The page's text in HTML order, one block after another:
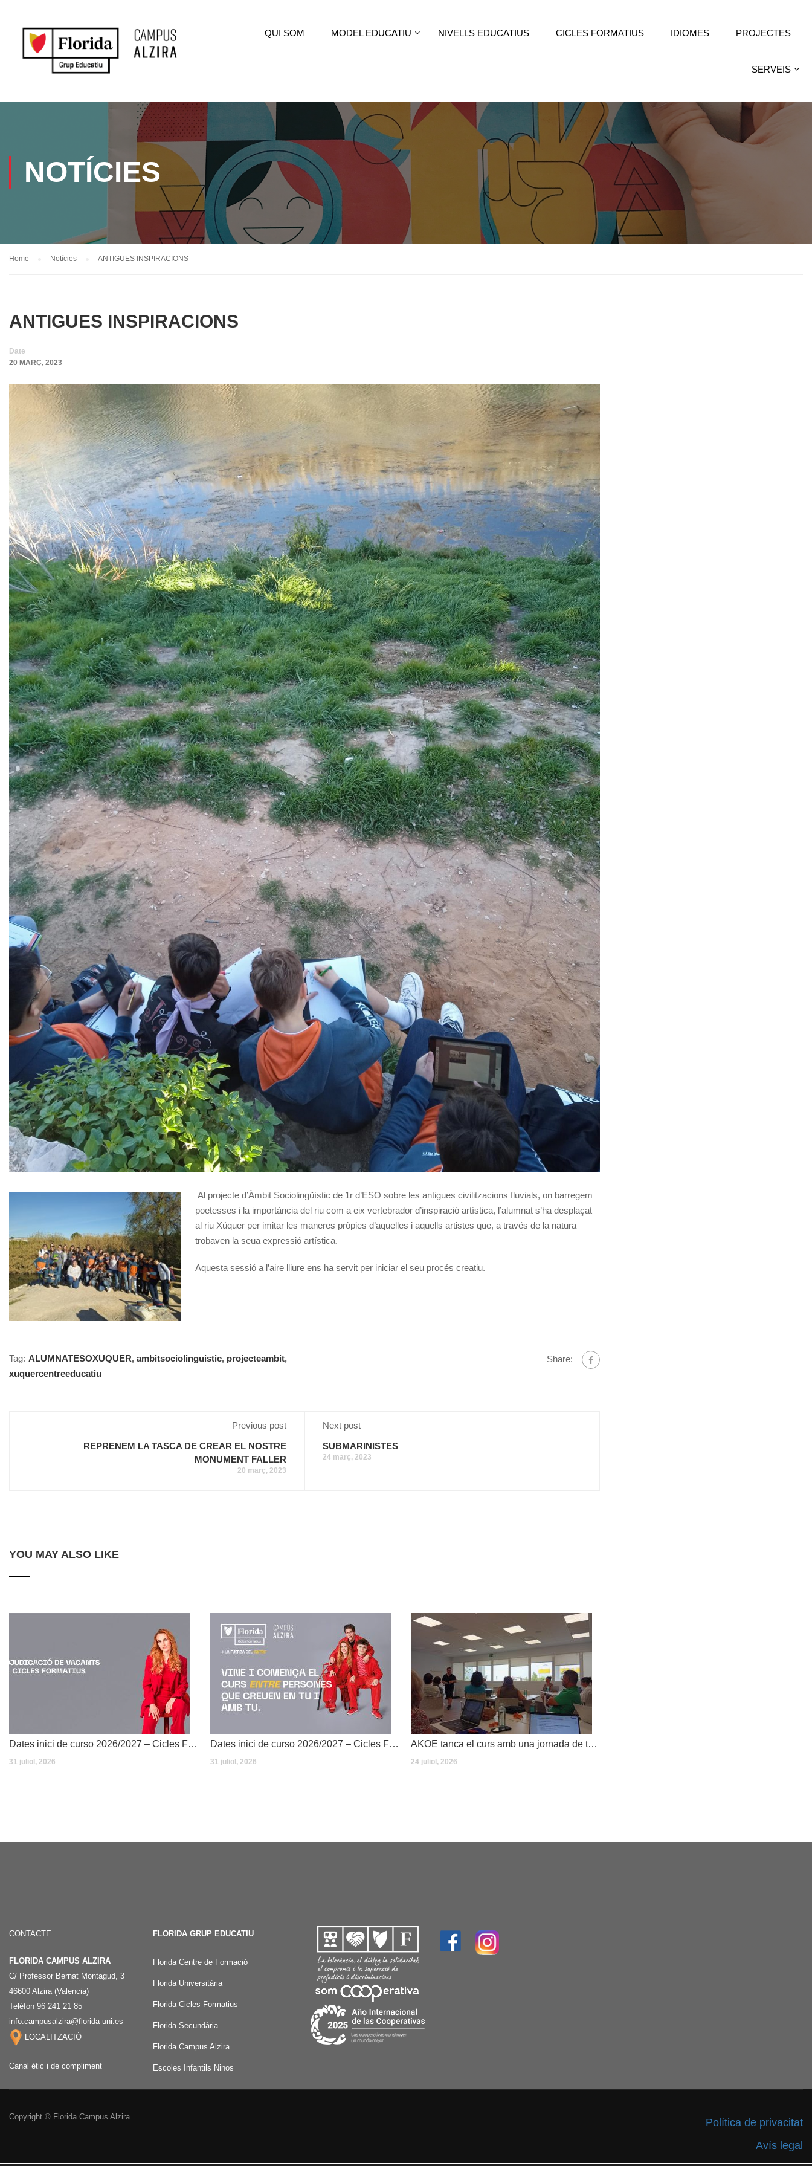
QUI SOM MODEL EDUCATIU NIVELLS EDUCATIUS CICLES FORMATIUS IDIOMES PROJECTES
SERVEIS
NOTÍCIES
Home Notícies ANTIGUES INSPIRACIONS
ANTIGUES INSPIRACIONS
Date
20 MARÇ, 2023
Al projecte d’Àmbit Sociolingüístic de 1r d’ESO sobre les antigues civilitzacions fluvials, on barregem
poetesses i la importància del riu com a eix vertebrador d’inspiració artística, l’alumnat s’ha desplaçat
al riu Xúquer per imitar les maneres pròpies d’aquelles i aquells artistes que, a través de la natura
trobaven la seua expressió artística.
Aquesta sessió a l’aire lliure ens ha servit per iniciar el seu procés creatiu.
Tag: ALUMNATESOXUQUER, ambitsociolinguistic, projecteambit,
xuquercentreeducatiu
Share:
Previous post
REPRENEM LA TASCA DE CREAR EL NOSTRE
MONUMENT FALLER
20 març, 2023
Next post
SUBMARINISTES
24 març, 2023
YOU MAY ALSO LIKE
Dates inici de curso 2026/2027 – Cicles Formatius
31 juliol, 2026
Dates inici de curso 2026/2027 – Cicles Formatius
31 juliol, 2026
AKOE tanca el curs amb una jornada de treball compartit i dona la benvinguda a una nova cooperativa
24 juliol, 2026
CONTACTE
FLORIDA CAMPUS ALZIRA
C/ Professor Bernat Montagud, 3
46600 Alzira (Valencia)
Telèfon 96 241 21 85
info.campusalzira@florida-uni.es
LOCALITZACIÓ
Canal ètic i de compliment
FLORIDA GRUP EDUCATIU
Florida Centre de Formació
Florida Universitària
Florida Cicles Formatius
Florida Secundària
Florida Campus Alzira
Escoles Infantils Ninos
Copyright © Florida Campus Alzira
Política de privacitat
Avís legal